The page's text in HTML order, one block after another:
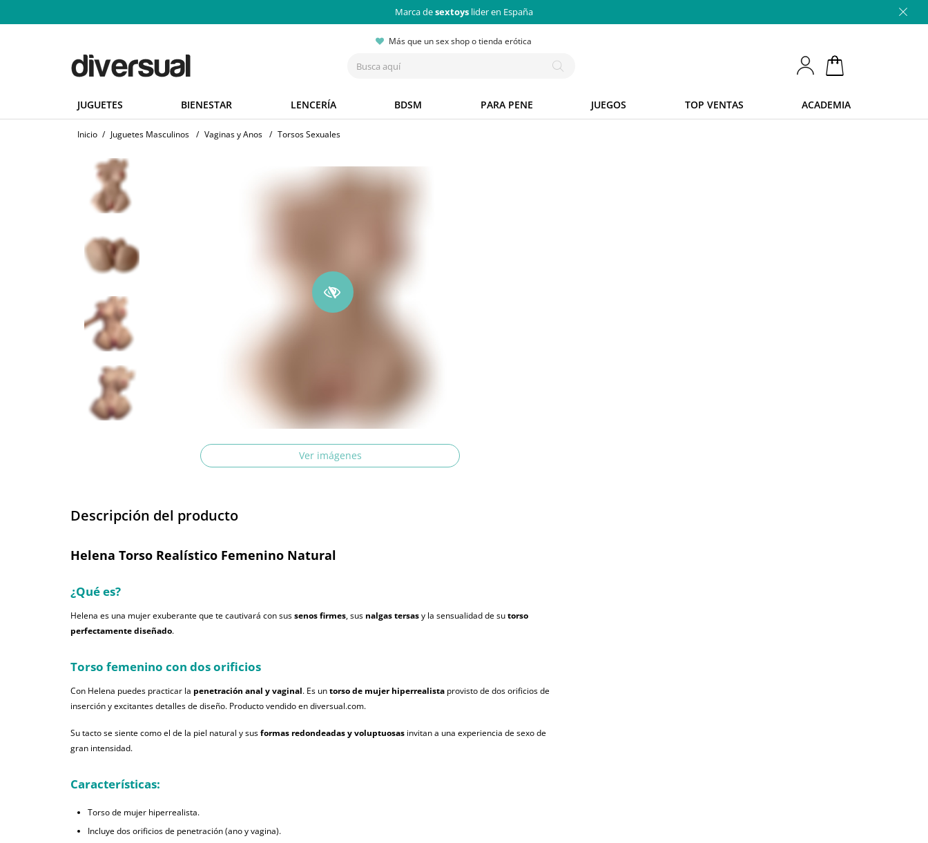
Marca desextoys lider en España
Más que un sex shop o tienda erótica
JUGUETES BIENESTAR LENCERÍA BDSM PARA PENE JUEGOS TOP VENTAS ACADEMIA
Inicio / Juguetes Masculinos / Vaginas y Anos / Torsos Sexuales
Ver imágenes
Descripción del producto
Helena Torso Realístico Femenino Natural
¿Qué es?
Helena es una mujer exuberante que te cautivará con sussenos firmes, sus nalgas tersasy la sensualidad de sutorso
perfectamente diseñado.
Torso femenino con dos orificios
Con Helena puedes practicar la penetración anal y vaginal. Es untorso de mujer hiperrealista provisto de dos orificios de
inserción y excitantes detalles de diseño. Producto vendido en diversual.com.
Su tacto se siente como el de la piel natural y susformas redondeadas y voluptuosas invitan a una experiencia de sexo de
gran intensidad.
Características:
Torso de mujer hiperrealista.
Incluye dos orificios de penetración (ano y vagina).